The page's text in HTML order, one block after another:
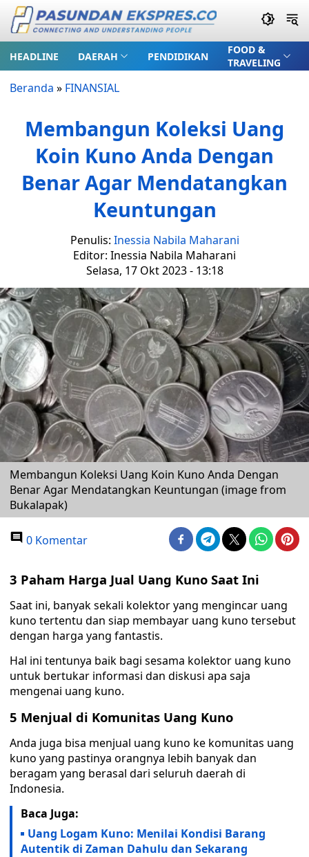
HEADLINE DAERAH PENDIDIKAN
FOOD &
TRAVELING
Beranda » FINANSIAL
Membangun Koleksi Uang
Koin Kuno Anda Dengan
Benar Agar Mendatangkan
Keuntungan
Penulis: Inessia Nabila Maharani
Editor: Inessia Nabila Maharani
Selasa, 17 Okt 2023 - 13:18
Membangun Koleksi Uang Koin Kuno Anda Dengan
Benar Agar Mendatangkan Keuntungan (image from
Bukalapak)
0 Komentar
3 Paham Harga Jual Uang Kuno Saat Ini
Saat ini, banyak sekali kolektor yang mengincar uang
kuno tertentu dan siap membayar uang kuno tersebut
dengan harga yang fantastis.
Hal ini tentunya baik bagi sesama kolektor uang kuno
untuk bertukar informasi dan diskusi apa saja
mengenai uang kuno.
5 Menjual di Komunitas Uang Kuno
Anda juga bisa menjual uang kuno ke komunitas uang
kuno yang pastinya orangnya lebih banyak dan
beragam yang berasal dari seluruh daerah di
Indonesia.
Baca Juga:
Uang Logam Kuno: Menilai Kondisi Barang
Autentik di Zaman Dahulu dan Sekarang